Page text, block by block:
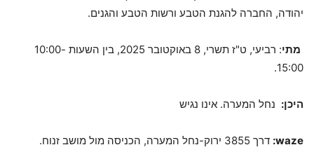
יהודה, החברה להגנת הטבע ורשות הטבע והגנים.
מתי
: רביעי, ט"ז תשרי, 8 באוקטובר 2025, בין השעות 10:00-
15:00.
היכן: נחל המערה. אינו נגיש
waze
: דרך 3855 ירוק-נחל המערה, הכניסה מול מושב זנוח.